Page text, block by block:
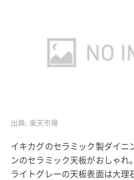
出典: 楽天市場
イキカグのセラミック製ダイニ
ンのセラミック天板がおしゃれ。
ライトグレーの天板表面は大